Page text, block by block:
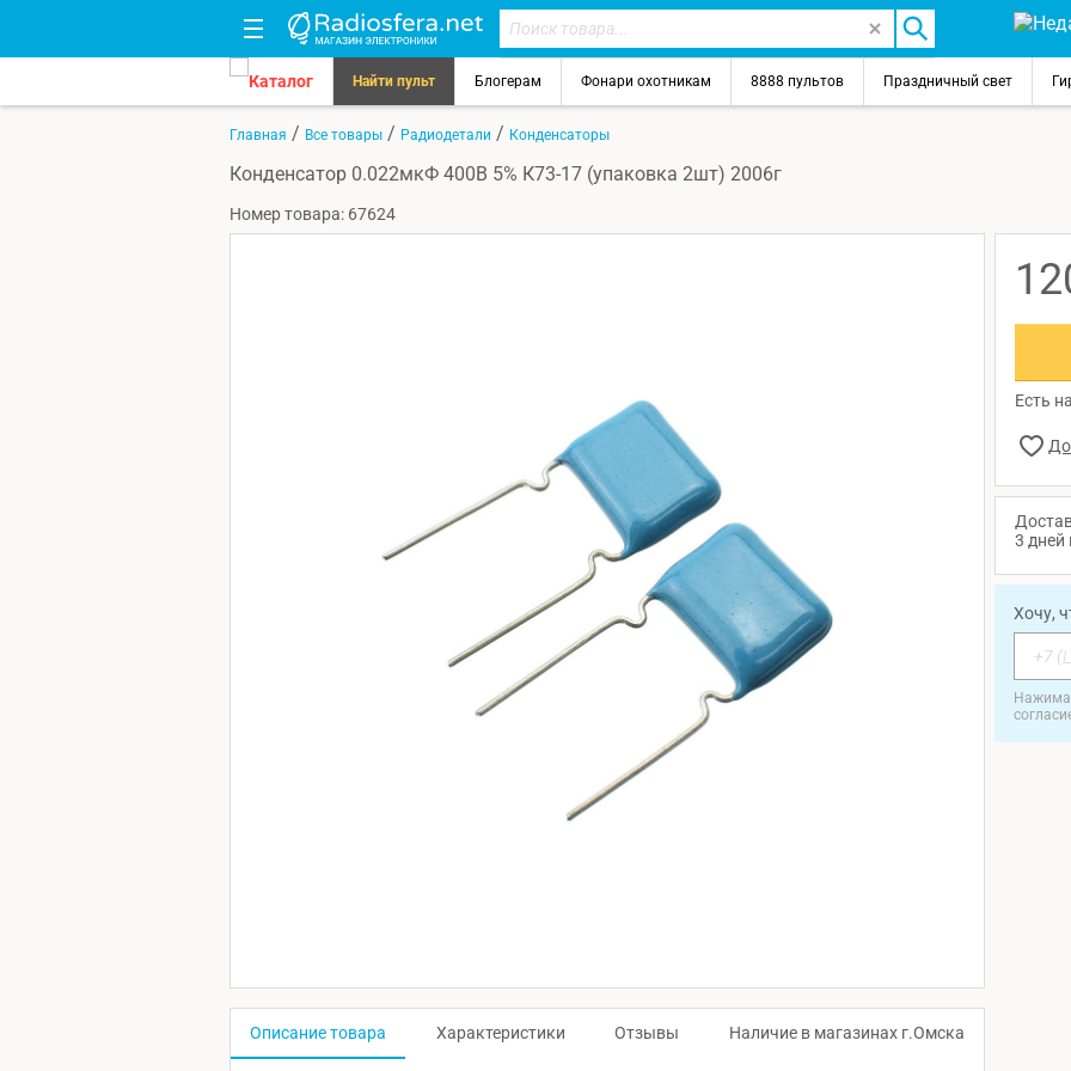
Каталог Найти пульт Блогерам Фонари охотникам 8888 пультов Праздничный свет
Главная / Все товары / Радиодетали / Конденсаторы
Конденсатор 0.022мкФ 400В 5% К73-17 (упаковка 2шт) 2006г
Номер товара: 67624
Есть
3 дней
Хочу,
Описание товара Характеристики Отзывы Наличие в магазинах г.Омска